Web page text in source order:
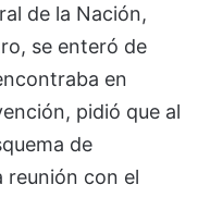
de la Nación,
se enteró de
en
pidió que al
de
reunión con el